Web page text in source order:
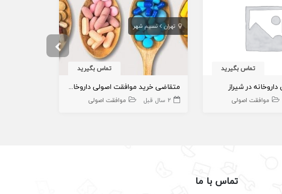
تماس بگیرید
در شیراز
موافقت اصولی
تهران نسیم شهر
تماس بگیرید
متقاضی خرید موافقت اصولی داروخانه در نسیم شهر
2 سال قبل موافقت اصولی
تماس با ما